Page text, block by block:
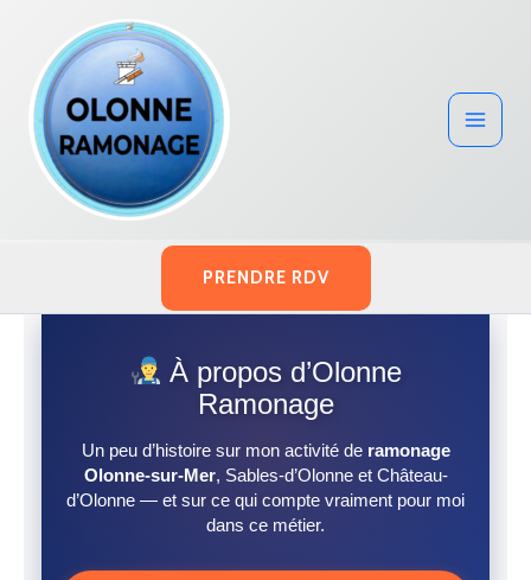
contenu
PRENDRE RDV
À propos d’Olonne
Ramonage
Un peu d’histoire sur mon activité de ramonage
Olonne-sur-Mer, Sables-d’Olonne et Château-
d’Olonne — et sur ce qui compte vraiment pour moi
dans ce métier.